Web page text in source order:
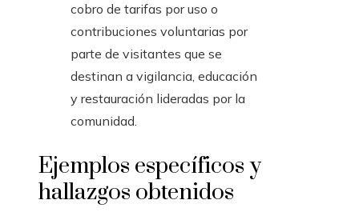
cobro de tarifas por uso o
contribuciones voluntarias por
parte de visitantes que se
destinan a vigilancia, educación
y restauración lideradas por la
comunidad.
Ejemplos específicos y
hallazgos obtenidos